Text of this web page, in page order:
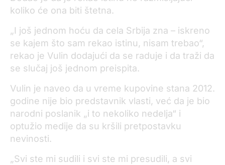
koliko će ona biti štetna.
„I još jednom hoću da cela Srbija zna – iskreno
se kajem što sam rekao istinu, nisam trebao“,
rekao je Vulin dodajući da se raduje i da traži da
se slučaj još jednom preispita.
Vulin je naveo da u vreme kupovine stana 2012.
godine nije bio predstavnik vlasti, već da je bio
narodni poslanik „i to nekoliko nedelja“ i
optužio medije da su kršili pretpostavku
nevinosti.
„Svi ste mi sudili i svi ste mi presudili, a svi